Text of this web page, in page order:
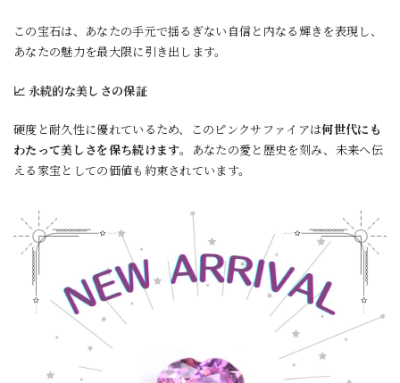
この宝石は、あなたの手元で揺るぎない自信と内なる輝きを表現し、
あなたの魅力を最大限に引き出します。
📈 永続的な美しさの保証
硬度と耐久性に優れているため、このピンクサファイアは何世代にも
わたって美しさを保ち続けます。あなたの愛と歴史を刻み、未来へ伝
える家宝としての価値も約束されています。